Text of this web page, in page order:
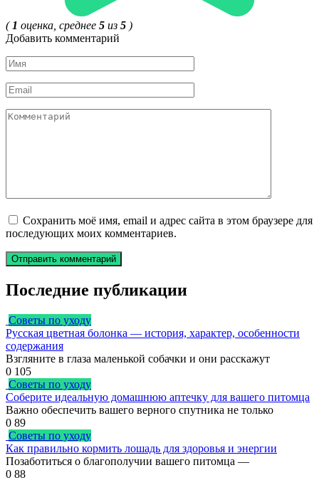
( 1 оценка, среднее 5 из 5 )
Добавить комментарий
Имя
*
Email
*
Комментарий
Сохранить моё имя, email и адрес сайта в этом браузере для
последующих моих комментариев.
Последние публикации
Советы по уходу
Русская цветная болонка — история, характер, особенности
содержания
Взгляните в глаза маленькой собачки и они расскажут
0 105
Советы по уходу
Соберите идеальную домашнюю аптечку для вашего питомца
Важно обеспечить вашего верного спутника не только
0 89
Советы по уходу
Как правильно кормить лошадь для здоровья и энергии
Позаботиться о благополучии вашего питомца —
0 88